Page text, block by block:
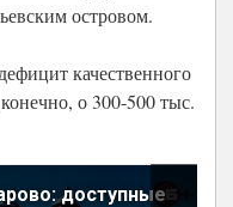
островом.
качественного
о 300-500 тыс.
доступные